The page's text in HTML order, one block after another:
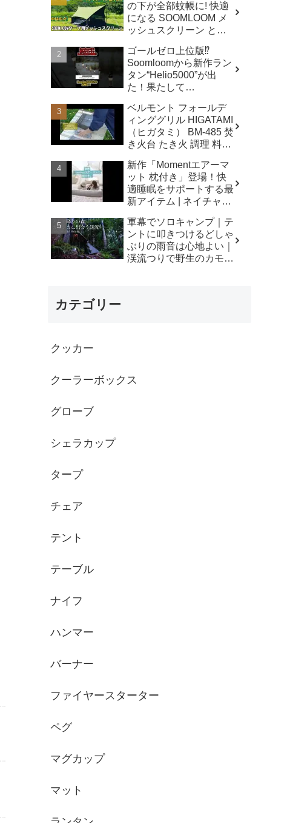
の下が全部蚊帳に! 快適
になる SOOMLOOM メ
ッシュスクリーン と
クス NaaCamp
ゴールゼロ上位版⁉️
Soomloomから新作ラン
タン“Helio5000”が出
た！果たして
のか⁉️ - CAMP GEAR
HACK
ベルモント フォールデ
ィンググリル HIGATAMI
（ヒガタミ） BM-485 焚
き火台 たき火 調理 料理
sunwashopping
新作「Momentエアーマ
ット 枕付き」登場！快
適睡眠をサポートする最
新アイテム | ネイチャー
チャンネル
軍幕でソロキャンプ｜テ
ントに叩きつけるどしゃ
ぶりの雨音は心地よい｜
渓流つりで野生のカモシ
カテゴリー
クッカー
クーラーボックス
グローブ
シェラカップ
タープ
チェア
テント
テーブル
ナイフ
ハンマー
バーナー
ファイヤースターター
ペグ
マグカップ
マット